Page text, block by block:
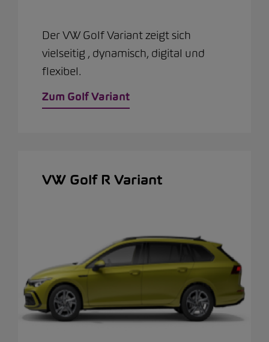
Der VW Golf Variant zeigt sich
vielseitig , dynamisch, digital und
flexibel.
Zum Golf Variant
VW Golf R Variant